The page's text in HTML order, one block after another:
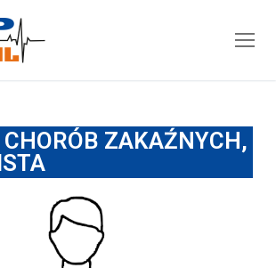
ZAKAŹNYCH,